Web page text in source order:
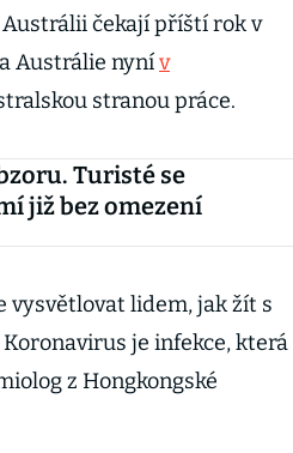
čekají příští rok v
Austrálie nynív
stranou práce.
Turisté se
již bez omezení
vysvětlovat lidem, jak žít s
je infekce, která
z Hongkongské